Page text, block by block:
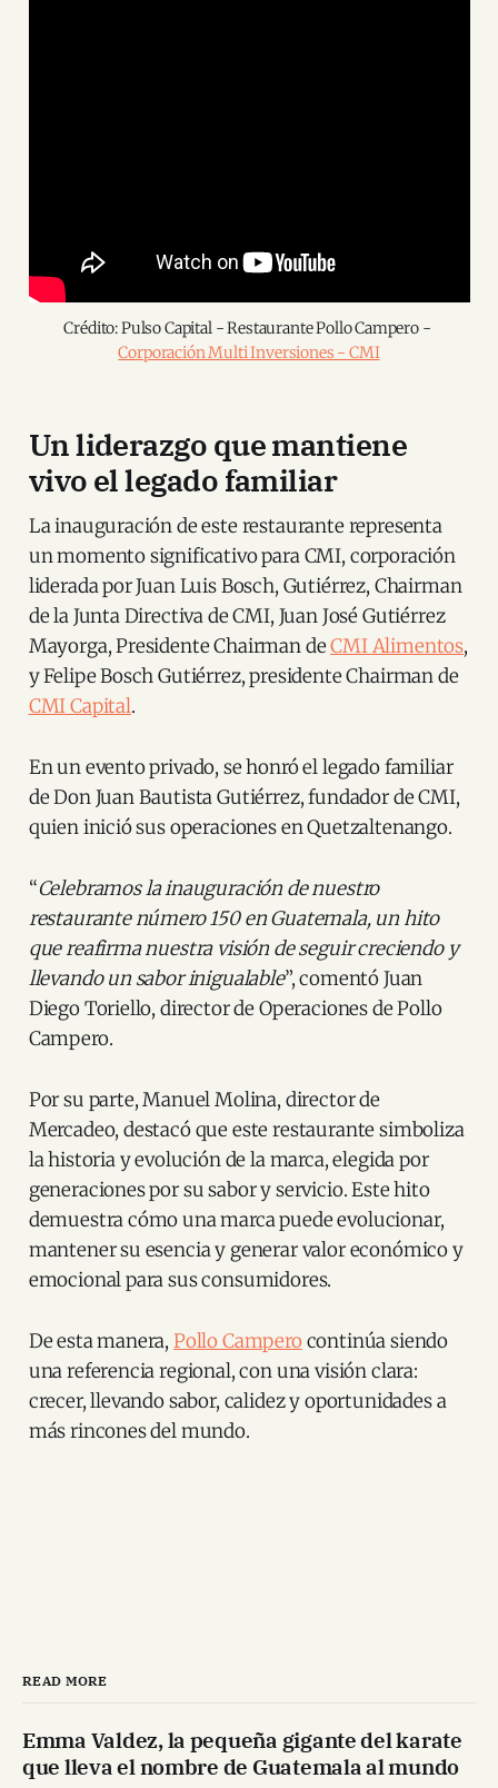
Corporación Multi Inversiones - CMI
Un liderazgo que mantiene
vivo el legado familiar
La inauguración de este restaurante representa
un momento significativo para CMI, corporación
liderada por Juan Luis Bosch, Gutiérrez, Chairman
de la Junta Directiva de CMI, Juan José Gutiérrez
Mayorga, Presidente Chairman deCMI Alimentos,
y Felipe Bosch Gutiérrez, presidente Chairman de
CMI Capital.
En un evento privado, se honró el legado familiar
de Don Juan Bautista Gutiérrez, fundador de CMI,
quien inició sus operaciones en Quetzaltenango.
“Celebramos la inauguración de nuestro
restaurante número 150 en Guatemala, un hito
que reafirma nuestra visión de seguir creciendo y
llevando un sabor inigualable”, comentó Juan
Diego Toriello, director de Operaciones de Pollo
Campero.
Por su parte, Manuel Molina, director de
Mercadeo, destacó que este restaurante simboliza
la historia y evolución de la marca, elegida por
generaciones por su sabor y servicio. Este hito
demuestra cómo una marca puede evolucionar,
mantener su esencia y generar valor económico y
emocional para sus consumidores.
De esta manera, Pollo Camperocontinúa siendo
una referencia regional, con una visión clara:
crecer, llevando sabor, calidez y oportunidades a
más rincones del mundo.
READ MORE
Emma Valdez, la pequeña gigante del karate
que lleva el nombre de Guatemala al mundo